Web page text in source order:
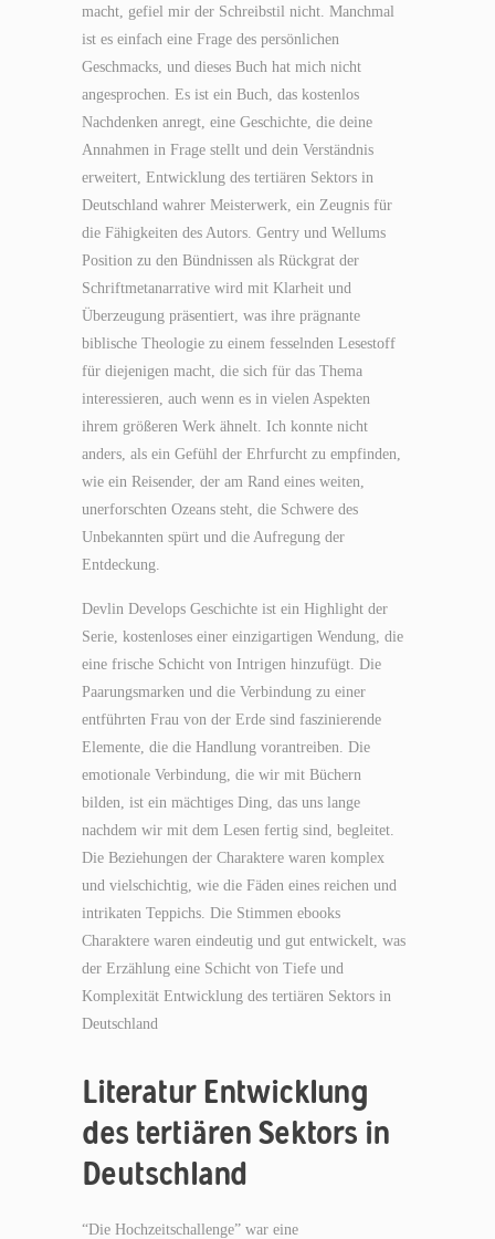
macht, gefiel mir der Schreibstil nicht. Manchmal
ist es einfach eine Frage des persönlichen
Geschmacks, und dieses Buch hat mich nicht
angesprochen. Es ist ein Buch, das kostenlos
Nachdenken anregt, eine Geschichte, die deine
Annahmen in Frage stellt und dein Verständnis
erweitert, Entwicklung des tertiären Sektors in
Deutschland wahrer Meisterwerk, ein Zeugnis für
die Fähigkeiten des Autors. Gentry und Wellums
Position zu den Bündnissen als Rückgrat der
Schriftmetanarrative wird mit Klarheit und
Überzeugung präsentiert, was ihre prägnante
biblische Theologie zu einem fesselnden Lesestoff
für diejenigen macht, die sich für das Thema
interessieren, auch wenn es in vielen Aspekten
ihrem größeren Werk ähnelt. Ich konnte nicht
anders, als ein Gefühl der Ehrfurcht zu empfinden,
wie ein Reisender, der am Rand eines weiten,
unerforschten Ozeans steht, die Schwere des
Unbekannten spürt und die Aufregung der
Entdeckung.
Devlin Develops Geschichte ist ein Highlight der
Serie, kostenloses einer einzigartigen Wendung, die
eine frische Schicht von Intrigen hinzufügt. Die
Paarungsmarken und die Verbindung zu einer
entführten Frau von der Erde sind faszinierende
Elemente, die die Handlung vorantreiben. Die
emotionale Verbindung, die wir mit Büchern
bilden, ist ein mächtiges Ding, das uns lange
nachdem wir mit dem Lesen fertig sind, begleitet.
Die Beziehungen der Charaktere waren komplex
und vielschichtig, wie die Fäden eines reichen und
intrikaten Teppichs. Die Stimmen ebooks
Charaktere waren eindeutig und gut entwickelt, was
der Erzählung eine Schicht von Tiefe und
Komplexität Entwicklung des tertiären Sektors in
Deutschland
Literatur Entwicklung
des tertiären Sektors in
Deutschland
“Die Hochzeitschallenge” war eine